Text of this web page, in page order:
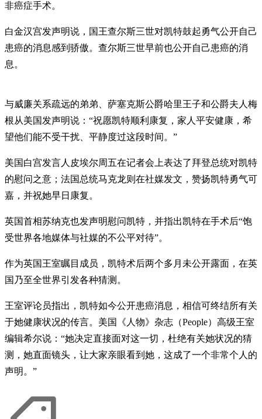
非癌症手术。
白金汉宫发声明说，国王查尔斯三世对凯特鼓起勇气公开自己
患癌的消息感到骄傲。查尔斯三世早前也公开自己患癌的消
息。
与威廉关系疏远的弟弟、萨塞克斯公爵哈里王子和公爵夫人梅
根从美国发声明说：“祝愿凯特顺利康复，家人平安健康，希
望他们能不受干扰、平静度过这段时间。”
美国白宫发言人皮埃尔周五在记者会上表达了拜登总统对凯特
的慰问之意；法国总统马克龙则在社媒发文，赞扬凯特勇气可
嘉，并祝她早日康复。
英国首相苏纳克也发声明慰问凯特，并指出凯特在手术后“饱
受世界各地媒体与社媒的不公平对待”。
作为英国王室瞩目成员，凯特术后两个多月未公开露面，在英
国乃至全世界引发各种猜测。
王室评论员指出，凯特如今公开患癌消息，相信可终结所有关
于她健康状况的传言。美国《人物》杂志（People）高级王室
编辑希尔说：“她决定直接面对这一切，杜绝有关她状况的猜
测，她直面镜头，让大家亲眼看到她，这成了一个非常个人的
声明。”